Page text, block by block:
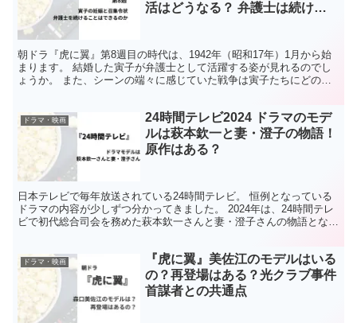
活はどうなる？ 弁護士は続け
朝ドラ『虎に翼』第8週目の時代は、1942年（昭和17年）1月から始
まります。 結婚した寅子が弁護士として活躍する姿が見れるのでし
ょうか。 また、シーンの端々に感じていた戦争は寅子たちにどのよ
ドラマ・映画
24時間テレビ2024 ドラマのモデ
ルは萩本欽一と妻・澄子の物語！
原作はある？
日本テレビで毎年放送されている24時間テレビ。 恒例となっている
ドラマの内容が少しずつ分かってきました。 2024年は、24時間テレ
ビで初代総合司会を務めた萩本欽一さんと妻・澄子さんの物語となり
ドラマ・映画
『虎に翼』美佐江のモデルはいる
の？再登場はある？光クラブ事件
首謀者との共通点